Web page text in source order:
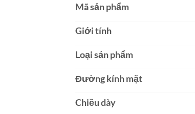
Mã sản phẩm
Giới tính
Loại sản phẩm
Đường kính mặt
Chiều dày